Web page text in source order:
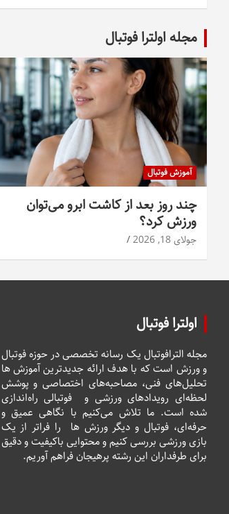
مجله اولترا فوتبال
آموزش فوتبال
چند روز بعد از کاشت ابرو می‌توان
ورزش کرد؟
جولای 18, 2026
اولترا فوتبال
مجله الترافوتبال یک رسانه تخصصی در حوزه فوتبال
و ورزش است که با هدف ارائه جدیدترین آموزش ها
تحلیل‌های فنی، مصاحبه‌های اختصاصی و پوشش
لحظه‌ای رویدادهای ورزشی و فوتبالی راه‌اندازی
شده است. ما تلاش می‌کنیم با نگاهی عمیق و
حرفه‌ای، فوتبال و دیگر ورزش ها را فراتر از یک
بازی ورزشی بررسی کنیم و محتوایی باکیفیت و دقیق
برای طرفداران این رشته پرهیجان فراهم آوریم.